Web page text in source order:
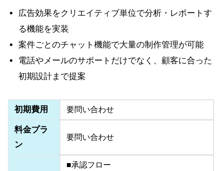
広告効果をクリエイティブ単位で分析・レポートす
る機能を実装
案件ごとのチャット機能で大量の制作管理が可能
電話やメールのサポートだけでなく、顧客に合った
初期設計まで提案
初期費用 要問い合わせ
料金プラ
ン
要問い合わせ
■承認フロー